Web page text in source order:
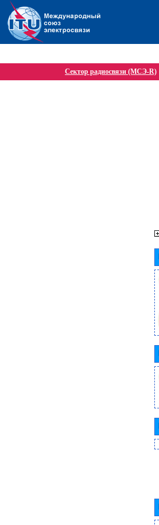
Сектор радиосвязи (МСЭ-R)